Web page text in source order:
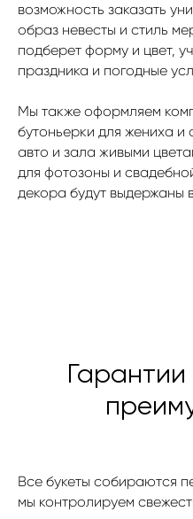
возможность заказать
образ невесты и стиль
подберет форму и цвет,
праздника и погодные
Мы также оформляем
бутоньерки для жениха
авто и зала живыми
для фотозоны и
декора будут выдержаны
Гарантии
Все букеты собираются
мы контролируем
ЖДЁМ ВАС ПО
ВО
+7 (996) 424-32-52